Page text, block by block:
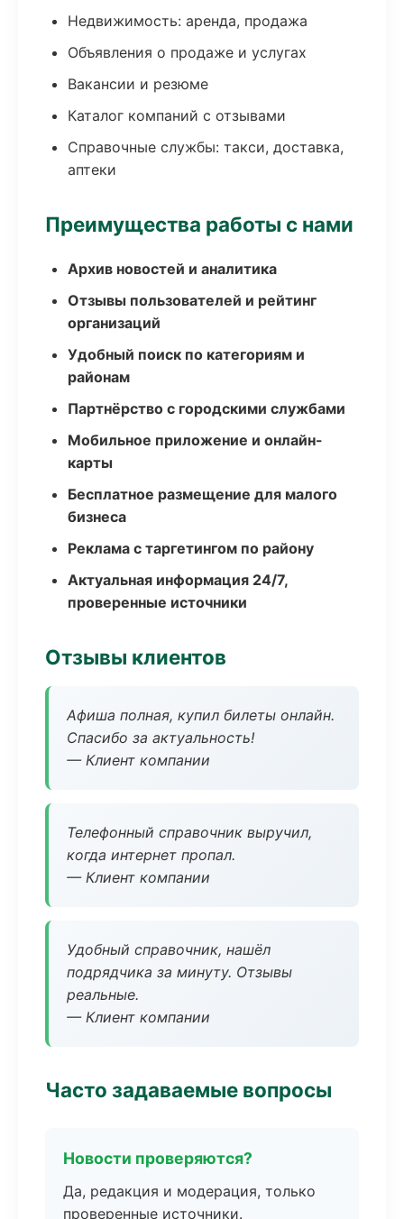
Недвижимость: аренда, продажа
Объявления о продаже и услугах
Вакансии и резюме
Каталог компаний с отзывами
Справочные службы: такси, доставка,
аптеки
Преимущества работы с нами
Архив новостей и аналитика
Отзывы пользователей и рейтинг
организаций
Удобный поиск по категориям и
районам
Партнёрство с городскими службами
Мобильное приложение и онлайн-
карты
Бесплатное размещение для малого
бизнеса
Реклама с таргетингом по району
Актуальная информация 24/7,
проверенные источники
Отзывы клиентов
Афиша полная, купил билеты онлайн.
Спасибо за актуальность!
— Клиент компании
Телефонный справочник выручил,
когда интернет пропал.
— Клиент компании
Удобный справочник, нашёл
подрядчика за минуту. Отзывы
реальные.
— Клиент компании
Часто задаваемые вопросы
Новости проверяются?
Да, редакция и модерация, только
проверенные источники.